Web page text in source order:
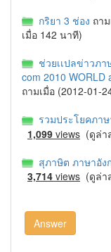
กริยา 3 ช่อง ถา
เมื่อ 142 นาที)
ช่วยเเปลข่าวภ
com 2010 WORLD
ถามเมื่อ (2012-01-
รวมประโยคภา
1,099 views (ดูล่า
สุภาษิต ภาษาอัง
3,714 views (ดูล่า